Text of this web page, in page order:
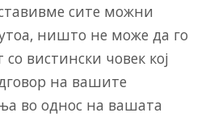
сите можни
ништо не може да го
вистински човек кој
на вашите
во однос на вашата